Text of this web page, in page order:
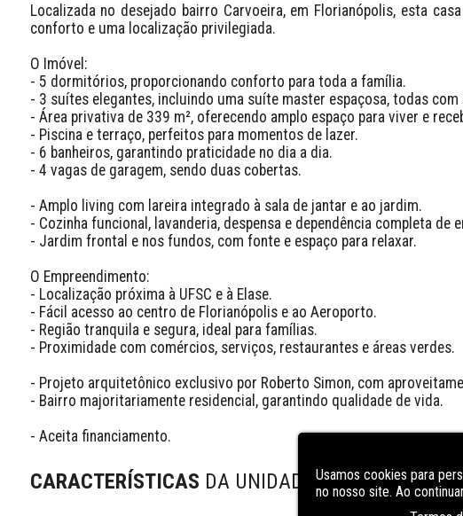
Localizada no desejado bairro Carvoeira, em Florianópolis, esta
conforto e uma localização privilegiada.
O Imóvel:
- 5 dormitórios, proporcionando conforto para toda a família.
- 3 suítes elegantes, incluindo uma suíte master espaçosa, todas com
- Área privativa de 339 m², oferecendo amplo espaço para viver e
- Piscina e terraço, perfeitos para momentos de lazer.
- 6 banheiros, garantindo praticidade no dia a dia.
- 4 vagas de garagem, sendo duas cobertas.
- Amplo living com lareira integrado à sala de jantar e ao jardim.
- Cozinha funcional, lavanderia, despensa e dependência completa de
- Jardim frontal e nos fundos, com fonte e espaço para relaxar.
O Empreendimento:
- Localização próxima à UFSC e à Elase.
- Fácil acesso ao centro de Florianópolis e ao Aeroporto.
- Região tranquila e segura, ideal para famílias.
- Proximidade com comércios, serviços, restaurantes e áreas verdes.
- Projeto arquitetônico exclusivo por Roberto Simon, com
- Bairro majoritariamente residencial, garantindo qualidade de vida.
- Aceita financiamento.
CARACTERÍSTICAS DA UNIDADE
Usamos cookies para
no nosso site. Ao